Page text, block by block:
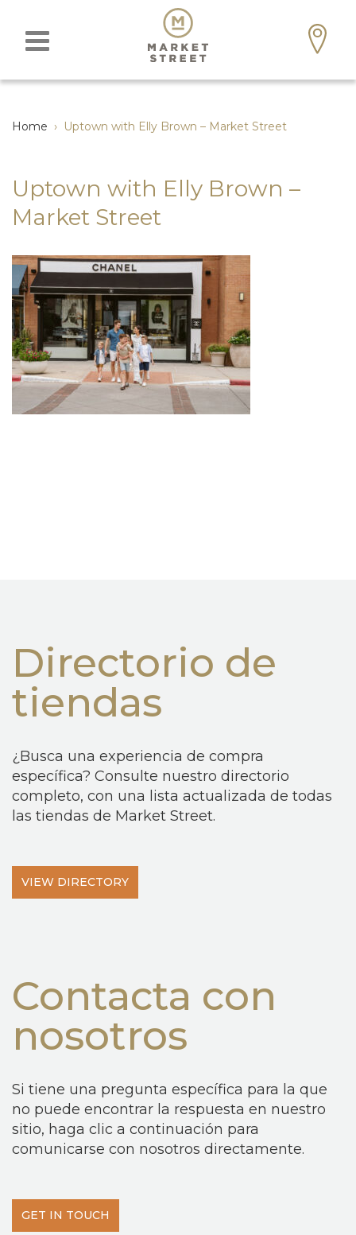
Home › Uptown with Elly Brown – Market Street
Uptown with Elly Brown –
Market Street
Directorio de
tiendas
¿Busca una experiencia de compra
específica? Consulte nuestro directorio
completo, con una lista actualizada de todas
las tiendas de Market Street.
VIEW DIRECTORY
Contacta con
nosotros
Si tiene una pregunta específica para la que
no puede encontrar la respuesta en nuestro
sitio, haga clic a continuación para
comunicarse con nosotros directamente.
GET IN TOUCH